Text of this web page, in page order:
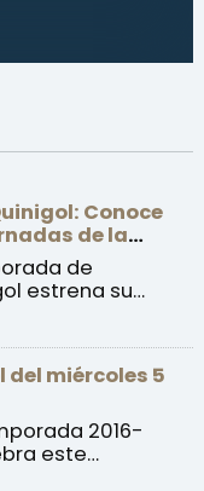
Conoce
de la
de
estrena su
...
del miércoles 5
2016-
este
l ...